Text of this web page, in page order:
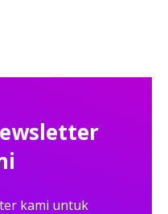
kami untuk